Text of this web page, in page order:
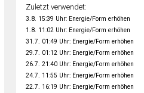
Zuletzt verwendet:
3.8. 15:39 Uhr: Energie/Form erhöhen
1.8. 11:02 Uhr: Energie/Form erhöhen
31.7. 01:49 Uhr: Energie/Form erhöhen
29.7. 01:12 Uhr: Energie/Form erhöhen
26.7. 21:40 Uhr: Energie/Form erhöhen
24.7. 11:55 Uhr: Energie/Form erhöhen
22.7. 16:19 Uhr: Energie/Form erhöhen